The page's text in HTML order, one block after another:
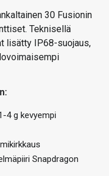
30 Fusionin
Teknisellä
lisätty IP68-suojaus,
4 g kevyempi
Snapdragon